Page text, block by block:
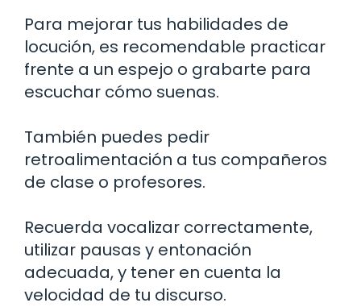
Para mejorar tus habilidades de
locución, es recomendable practicar
frente a un espejo o grabarte para
escuchar cómo suenas.
También puedes pedir
retroalimentación a tus compañeros
de clase o profesores.
Recuerda vocalizar correctamente,
utilizar pausas y entonación
adecuada, y tener en cuenta la
velocidad de tu discurso.